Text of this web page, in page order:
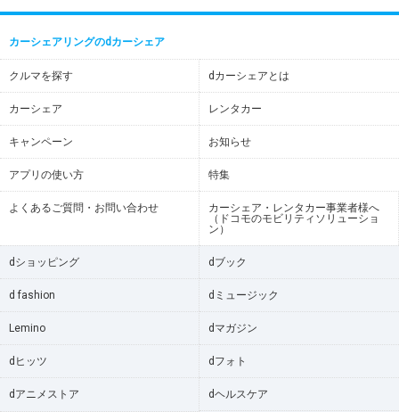
カーシェアリングのdカーシェア
クルマを探す dカーシェアとは
カーシェア レンタカー
キャンペーン お知らせ
アプリの使い方 特集
よくあるご質問・お問い合わせ
カーシェア・レンタカー事業者様へ
（ドコモのモビリティソリューショ
ン）
dショッピング dブック
d fashion dミュージック
Lemino dマガジン
dヒッツ dフォト
dアニメストア dヘルスケア